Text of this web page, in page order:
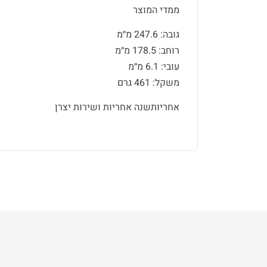
ממדי המוצר
גובה: 247.6 מ״מ
רוחב: 178.5 מ״מ
עובי: 6.1 מ״מ
משקל: 461 גרם
אחריותשנה אחריות ושירות יצרן